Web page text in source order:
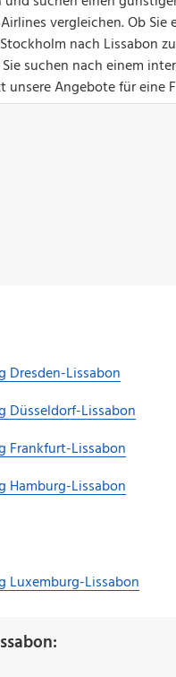
vergleichen. Ob Sie
nach Lissabon
suchen nach einem
Angebote für eine
Dresden-Lissabon
Düsseldorf-Lissabon
Frankfurt-Lissabon
Hamburg-Lissabon
Luxemburg-Lissabon